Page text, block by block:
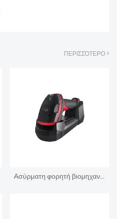
ΠΕΡΙΣΣΌΤΕΡΟ >
Ασύρματη φορητή βιομηχανική συσκευή ανάγνωσης κωδικών DPM